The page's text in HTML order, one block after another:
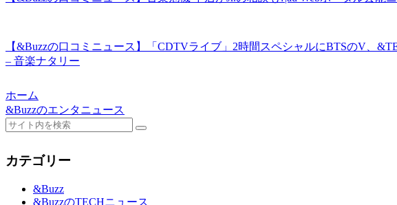
【&Buzzの口コミニュース】「CDTVライブ」2時間スペシャルにBTSのV、
– 音楽ナタリー
ホーム
&Buzzのエンタニュース
カテゴリー
&Buzz
&BuzzのTECHニュース